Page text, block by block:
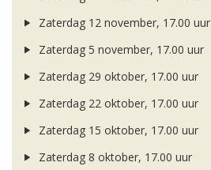
Zaterdag 12 november, 17.00 uur
Zaterdag 5 november, 17.00 uur
Zaterdag 29 oktober, 17.00 uur
Zaterdag 22 oktober, 17.00 uur
Zaterdag 15 oktober, 17.00 uur
Zaterdag 8 oktober, 17.00 uur